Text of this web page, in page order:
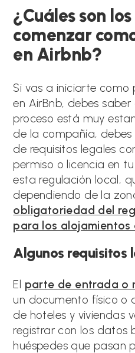
¿Cuáles son
comenzar
en Airbnb?
Si vas a iniciarte
en AirBnb, debes
proceso está muy
de la compañía, debes
de requisitos legales
permiso o licencia en
esta regulación local,
dependiendo de la
obligatoriedad del
para los alojamientos
Algunos requisitos
El parte de entrada o
un documento físico o
de hoteles y viviendas
registrar con los datos
huéspedes que pasan